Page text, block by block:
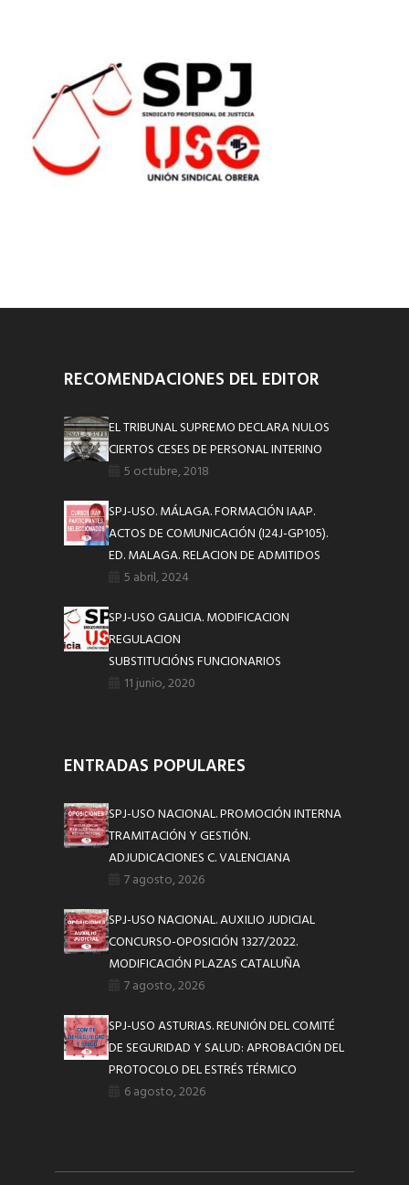
RECOMENDACIONES DEL EDITOR
EL TRIBUNAL SUPREMO DECLARA NULOS
CIERTOS CESES DE PERSONAL INTERINO
5 octubre, 2018
SPJ-USO. MÁLAGA. FORMACIÓN IAAP.
ACTOS DE COMUNICACIÓN (I24J-GP105).
ED. MALAGA. RELACION DE ADMITIDOS
5 abril, 2024
SPJ-USO GALICIA. MODIFICACION
REGULACION
SUBSTITUCIÓNS FUNCIONARIOS
11 junio, 2020
ENTRADAS POPULARES
SPJ-USO NACIONAL. PROMOCIÓN INTERNA
TRAMITACIÓN Y GESTIÓN.
ADJUDICACIONES C. VALENCIANA
7 agosto, 2026
SPJ-USO NACIONAL. AUXILIO JUDICIAL
CONCURSO-OPOSICIÓN 1327/2022.
MODIFICACIÓN PLAZAS CATALUÑA
7 agosto, 2026
SPJ-USO ASTURIAS. REUNIÓN DEL COMITÉ
DE SEGURIDAD Y SALUD: APROBACIÓN DEL
PROTOCOLO DEL ESTRÉS TÉRMICO
6 agosto, 2026